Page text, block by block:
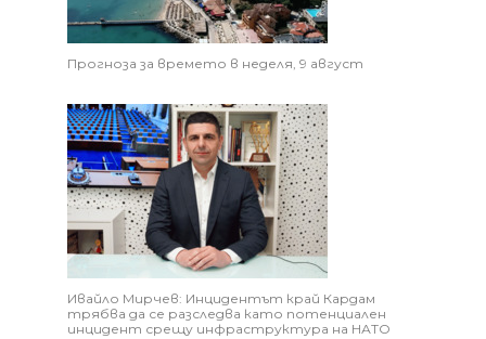
Прогноза за времето в неделя, 9 август
Ивайло Мирчев: Инцидентът край Кардам
трябва да се разследва като потенциален
инцидент срещу инфраструктура на НАТО